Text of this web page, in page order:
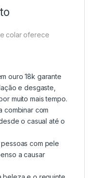
colar oferece
ouro 18k garante
e desgaste,
muito mais tempo.
combinar com
o casual até o
com pele
a causar